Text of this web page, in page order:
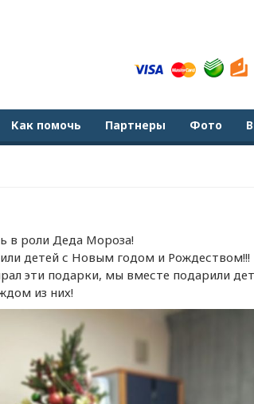
Как помочь Партнеры Фото
в роли Деда Мороза!
детей с Новым годом и Рождеством!!!
эти подарки, мы вместе подарили
из них!